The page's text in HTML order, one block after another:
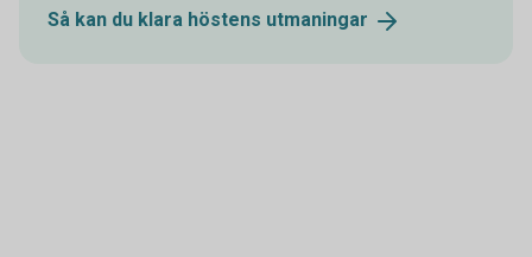
Så kan du klara höstens utmaningar